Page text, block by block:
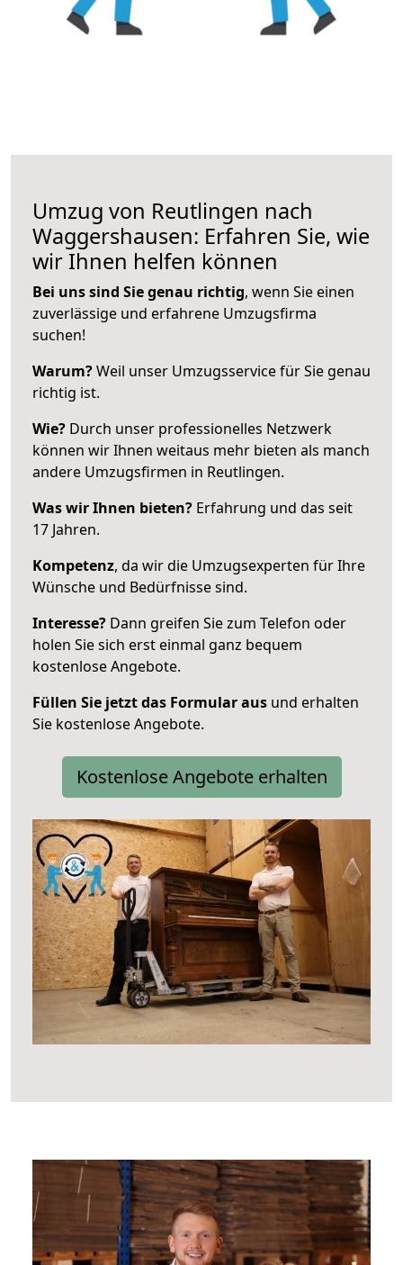
Umzug von Reutlingen nach
Waggershausen: Erfahren Sie, wie
wir Ihnen helfen können
Bei uns sind Sie genau richtig, wenn Sie einen
zuverlässige und erfahrene Umzugsfirma
suchen!
Warum?Weil unser Umzugsservice für Sie genau
richtig ist.
Wie? Durch unser professionelles Netzwerk
können wir Ihnen weitaus mehr bieten als manch
andere Umzugsfirmen in Reutlingen.
Was wir Ihnen bieten? Erfahrung und das seit
17 Jahren.
Kompetenz, da wir die Umzugsexperten für Ihre
Wünsche und Bedürfnisse sind.
Interesse? Dann greifen Sie zum Telefon oder
holen Sie sich erst einmal ganz bequem
kostenlose Angebote.
Füllen Sie jetzt das Formular aus und erhalten
Sie kostenlose Angebote.
Kostenlose Angebote erhalten